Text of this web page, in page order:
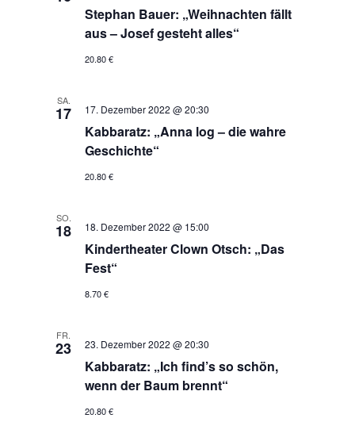
Stephan Bauer: „Weihnachten fällt
aus – Josef gesteht alles“
20.80 €
SA.
17 17. Dezember 2022 @ 20:30
Kabbaratz: „Anna log – die wahre
Geschichte“
20.80 €
SO.
18 18. Dezember 2022 @ 15:00
Kindertheater Clown Otsch: „Das
Fest“
8.70 €
FR.
23 23. Dezember 2022 @ 20:30
Kabbaratz: „Ich find’s so schön,
wenn der Baum brennt“
20.80 €